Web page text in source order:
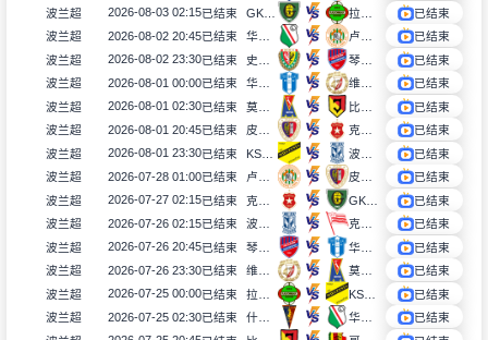
波兰超
2026-08-03 02:15已结束
已结束
波兰超
2026-08-02 20:45已结束
已结束
波兰超
2026-08-02 23:30已结束
已结束
波兰超
2026-08-01 00:00已结束
已结束
波兰超
2026-08-01 02:30已结束
已结束
波兰超
2026-08-01 20:45已结束
已结束
波兰超
2026-08-01 23:30已结束
已结束
波兰超
2026-07-28 01:00已结束
已结束
波兰超
2026-07-27 02:15已结束
已结束
波兰超
2026-07-26 02:15已结束
已结束
波兰超
2026-07-26 20:45已结束
已结束
波兰超
2026-07-26 23:30已结束
已结束
波兰超
2026-07-25 00:00已结束
已结束
波兰超
2026-07-25 02:30已结束
已结束